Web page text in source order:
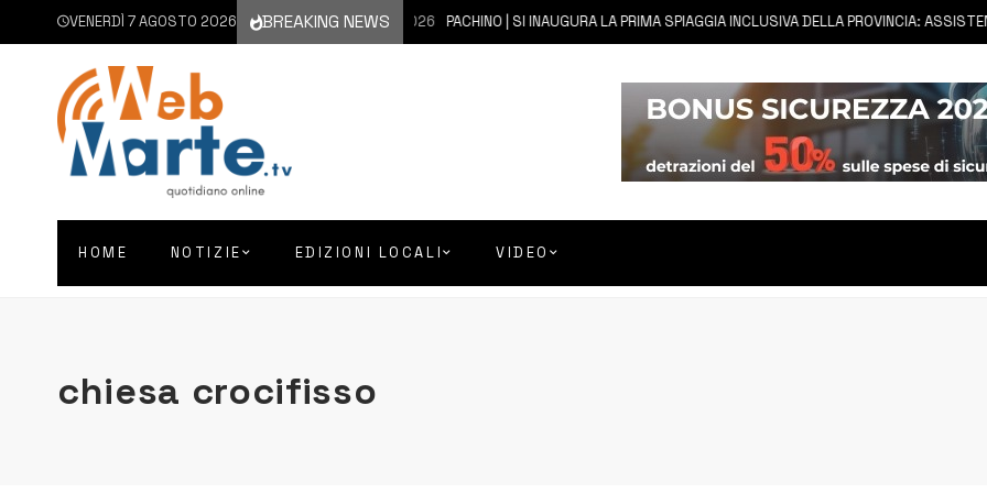
VENERDÌ 7 AGOSTO 2026 BREAKING NEWS
7 AGOSTO 2026 PACHINO | SI INAUGURA LA PRIMA SPIAGGIA INCLUSIVA DELLA PROVINCIA:
HOME NOTIZIE EDIZIONI LOCALI VIDEO
chiesa crocifisso